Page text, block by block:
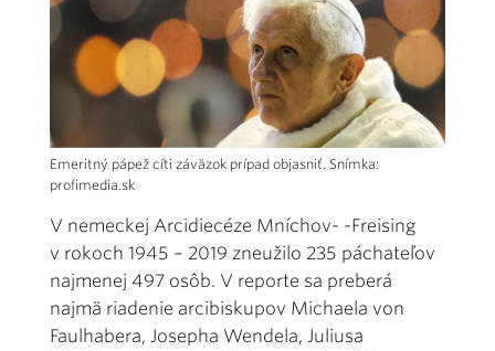
Emeritný pápež cíti záväzok prípad objasniť. Snímka:
profimedia.sk
V nemeckej Arcidiecéze Mníchov- -Freising
v rokoch 1945 – 2019 zneužilo 235 páchateľov
najmenej 497 osôb. V reporte sa preberá
najmä riadenie arcibiskupov Michaela von
Faulhabera, Josepha Wendela, Juliusa